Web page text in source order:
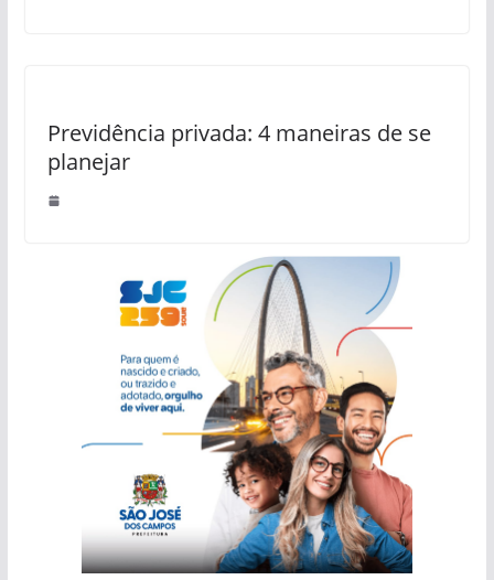
Previdência privada: 4 maneiras de se
planejar